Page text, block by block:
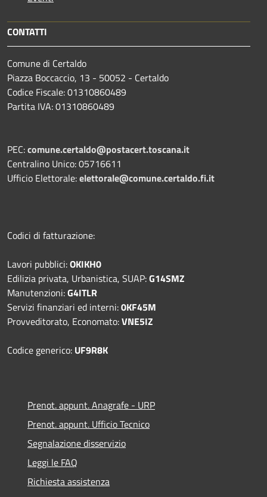
CONTATTI
Comune di Certaldo
Piazza Boccaccio, 13 - 50052 - Certaldo
Codice Fiscale: 01310860489
Partita IVA: 01310860489
PEC:comune.certaldo@postacert.toscana.it
Centralino Unico: 05716611
Ufficio Elettorale:elettorale@comune.certaldo.fi.it
Codici di fatturazione:
Lavori pubblici:OKIKH0
Edilizia privata, Urbanistica, SUAP:G14SMZ
Manutenzioni:G4ITLR
Servizi finanziari ed interni:0KF45M
Provveditorato, Economato:VNE5IZ
Codice generico: UF9R8K
Prenot. appunt. Anagrafe - URP
Prenot. appunt. Ufficio Tecnico
Segnalazione disservizio
Leggi le FAQ
Richiesta assistenza